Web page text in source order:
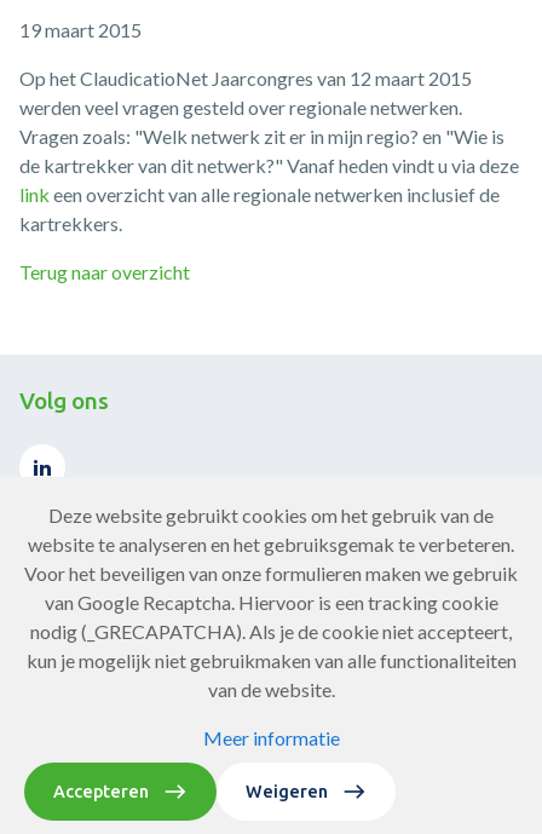
19 maart 2015
Op het ClaudicatioNet Jaarcongres van 12 maart 2015
werden veel vragen gesteld over regionale netwerken.
Vragen zoals: "Welk netwerk zit er in mijn regio? en "Wie is
de kartrekker van dit netwerk?" Vanaf heden vindt u via deze
link een overzicht van alle regionale netwerken inclusief de
kartrekkers.
Terug naar overzicht
Volg ons
Contact
Neem contact op
Copyright Chronisch ZorgNet 2026
Privacy statement
Website door Softmedia
Deze website gebruikt cookies om het gebruik van de
website te analyseren en het gebruiksgemak te verbeteren.
Voor het beveiligen van onze formulieren maken we gebruik
van Google Recaptcha. Hiervoor is een tracking cookie
nodig (_GRECAPATCHA). Als je de cookie niet accepteert,
kun je mogelijk niet gebruikmaken van alle functionaliteiten
van de website.
Meer informatie
Accepteren Weigeren